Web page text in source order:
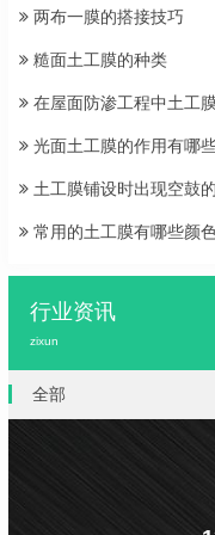
两布一膜的搭接技巧
糙面土工膜的种类
在屋面防渗工程中土工
光面土工膜的作用有哪
土工膜铺设时出现空鼓
常用的土工膜有哪些颜
行业资讯
zixun
全部